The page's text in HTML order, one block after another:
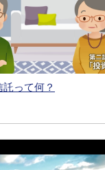
って何？